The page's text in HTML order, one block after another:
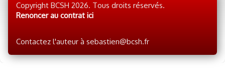
Copyright BCSH 2026. Tous droits réservés.
Renoncer au contrat ici
Contactez l'auteur à sebastien@bcsh.fr